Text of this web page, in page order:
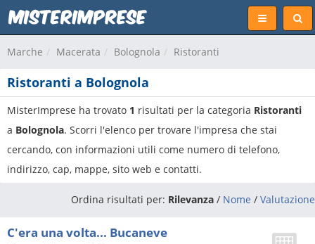
Marche Macerata Bolognola Ristoranti
Ristoranti a Bolognola
MisterImprese ha trovato 1 risultati per la categoria Ristoranti
a Bolognola. Scorri l'elenco per trovare l'impresa che stai
cercando, con informazioni utili come numero di telefono,
indirizzo, cap, mappe, sito web e contatti.
Ordina risultati per: Rilevanza / Nome / Valutazione
C'era una volta... Bucaneve